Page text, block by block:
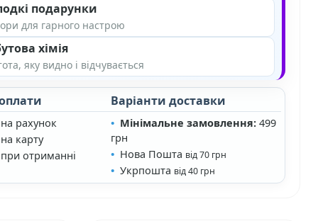
подарунки
для гарного настрою
хімія
яку видно і відчувається
рахунок
карту
отриманні
Варіанти доставки
Мінімальне замовлення:499
грн
Нова Пошта від 70 грн
Укрпошта від 40 грн